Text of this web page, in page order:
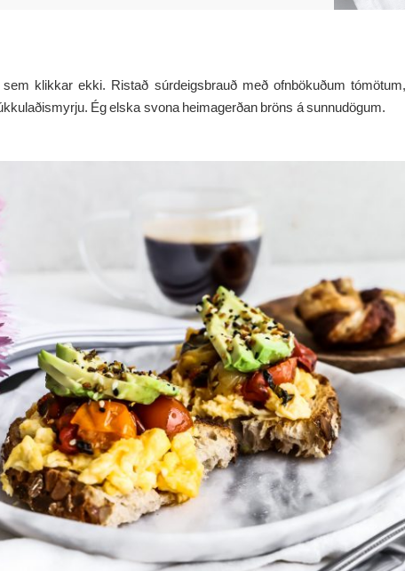
sem klikkar ekki. Ristað súrdeigsbrauð með ofnbökuðum
Ég elska svona heimagerðan bröns á sunnudögum.